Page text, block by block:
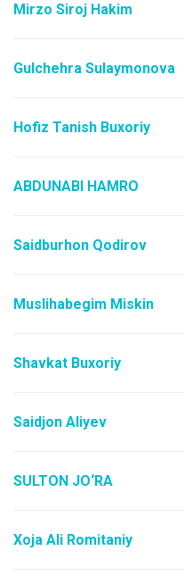
Mirzo Siroj Hakim
Gulchehra Sulaymonova
Hofiz Tanish Buxoriy
ABDUNABI HAMRO
Saidburhon Qodirov
Muslihabegim Miskin
Shavkat Buxoriy
Saidjon Aliyev
SULTON JO‘RA
Xoja Ali Romitaniy